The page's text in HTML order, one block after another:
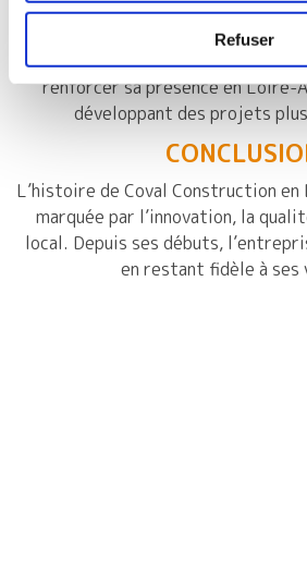
Refuser
7.Perspectives
Coval Construction continue de
renforcer sa présence en
développant des projets
L’histoire de Coval Construction
marquée par l’innovation, la
local. Depuis ses débuts,
en restant fidèle à ses